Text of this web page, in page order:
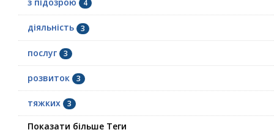
4
діяльність 3
послуг 3
розвиток 3
тяжких 3
Показати більше Теги